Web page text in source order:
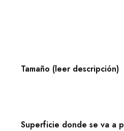
Tamaño (leer descripción)
Superficie donde se va a